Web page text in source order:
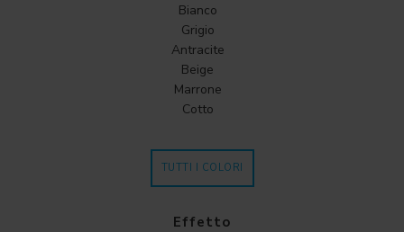
Bianco
Grigio
Antracite
Beige
Marrone
Cotto
TUTTI I COLORI
Effetto